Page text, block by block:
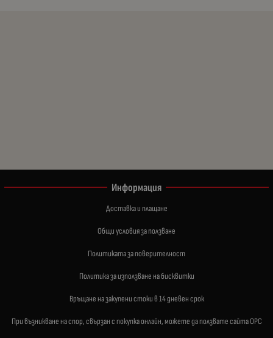
Информация
Доставка и плащане
Общи условия за ползване
Политиката за поверителност
Политика за използване на бисквитки
Връщане на закупени стоки в 14 дневен срок
При възникване на спор, свързан с покупка онлайн, можете да ползвате сайта ОРС